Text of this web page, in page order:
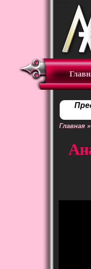
Главная »